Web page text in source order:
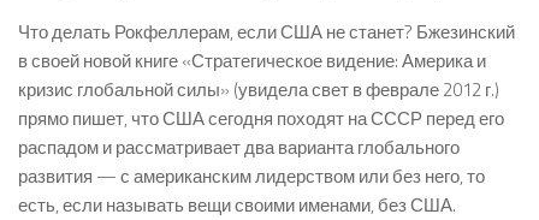
Что делать Рокфеллерам, если США не станет? Бжезинский
в своей новой книге «Стратегическое видение: Америка и
кризис глобальной силы» (увидела свет в феврале 2012 г.)
прямо пишет, что США сегодня походят на СССР перед его
распадом и рассматривает два варианта глобального
развития — с американским лидерством или без него, то
есть, если называть вещи своими именами, без США.